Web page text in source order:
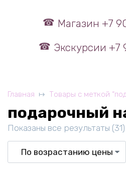
Магазин +7
Экскурсии +7
Главная Товары с меткой
подарочный
Показаны все результаты (31)